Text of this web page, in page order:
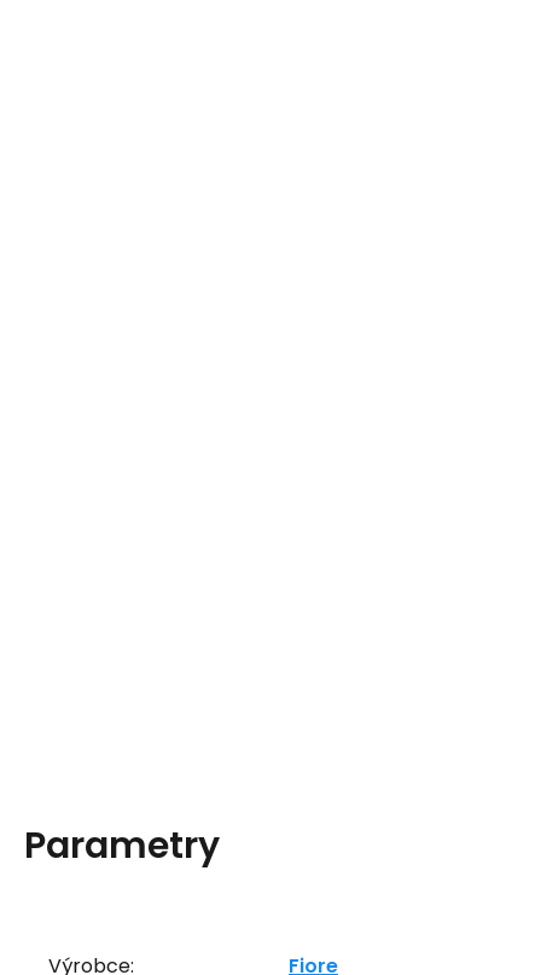
Parametry
Výrobce: Fiore